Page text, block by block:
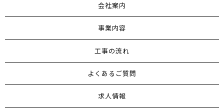
会社案内
事業内容
工事の流れ
よくあるご質問
求人情報